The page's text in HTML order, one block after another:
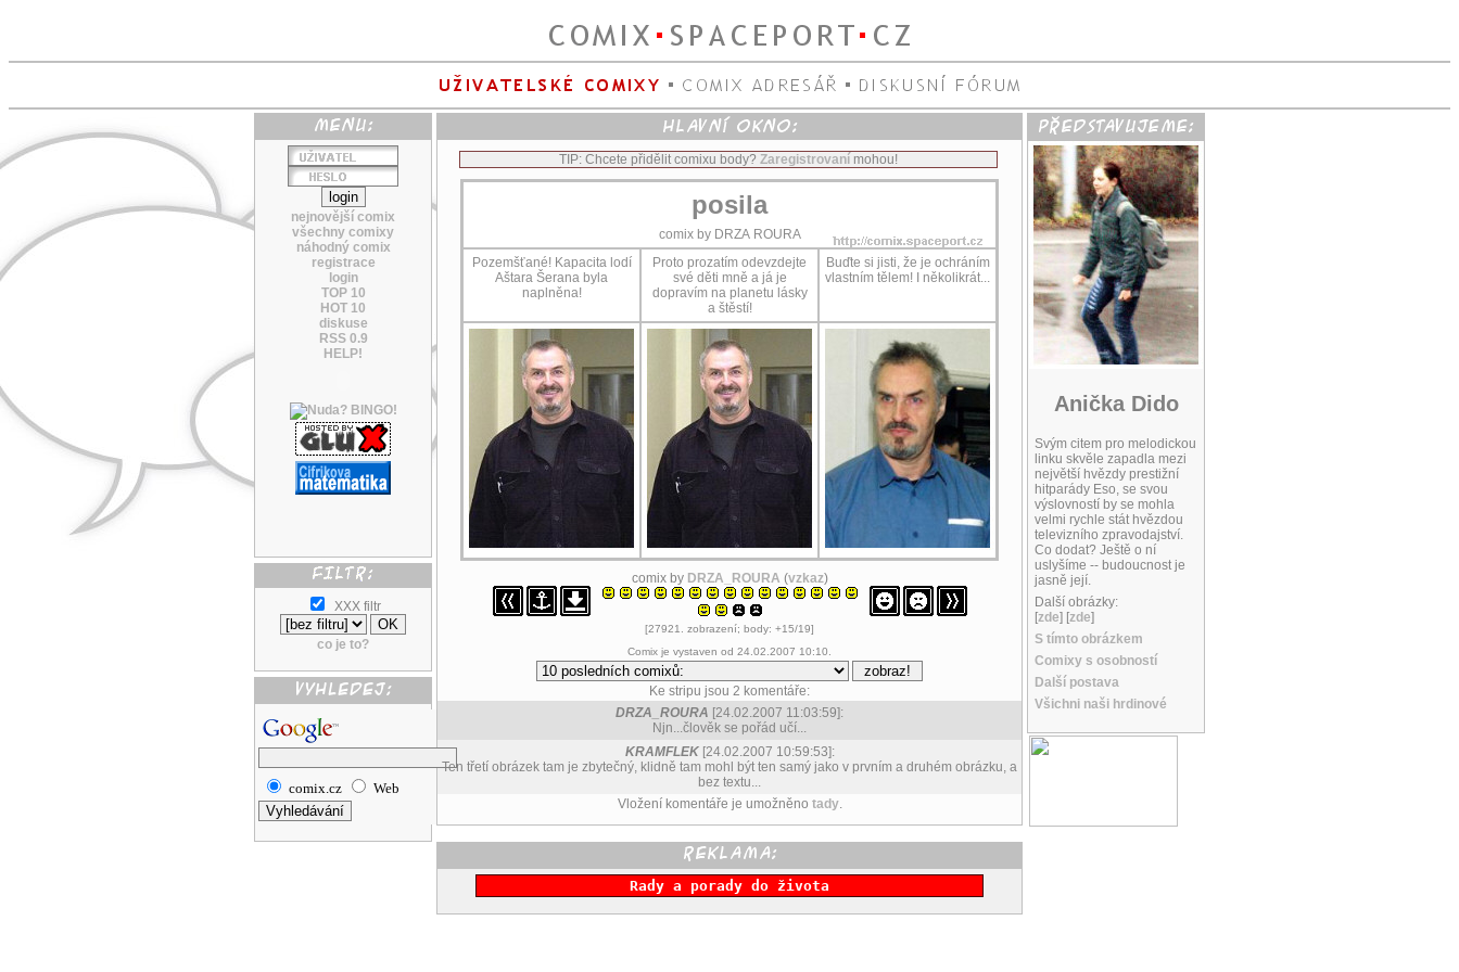
nejnovější comix
všechny comixy
náhodný comix
registrace
login
TOP 10
HOT 10
diskuse
RSS 0.9
HELP!
XXX filtr
co je to?
comix.cz Web
TIP: Chcete přidělit comixu body? Zaregistrovaní mohou!
posila
comix by DRZA ROURA
Pozemšťané! Kapacita lodí
Aštara Šerana byla
naplněna!
Proto prozatím odevzdejte
své děti mně a já je
dopravím na planetu lásky
a štěstí!
Buďte si jisti, že je ochráním
vlastním tělem! I několikrát...
comix by DRZA_ROURA (vzkaz)
[27921. zobrazení; body: +15/19]
Comix je vystaven od 24.02.2007 10:10.
Ke stripu jsou 2 komentáře:
DRZA_ROURA [24.02.2007 11:03:59]:
Njn...člověk se pořád učí...
KRAMFLEK[24.02.2007 10:59:53]:
Ten třetí obrázek tam je zbytečný, klidně tam mohl být ten samý jako v prvním a druhém obrázku, a
bez textu...
Vložení komentáře je umožněno tady.
Rady a porady do života
Anička Dido
Svým citem pro melodickou
linku skvěle zapadla mezi
největší hvězdy prestižní
hitparády Eso, se svou
výslovností by se mohla
velmi rychle stát hvězdou
televizního zpravodajství.
Co dodat? Ještě o ní
uslyšíme -- budoucnost je
jasně její.
Další obrázky:
[zde] [zde]
S tímto obrázkem
Comixy s osobností
Další postava
Všichni naši hrdinové